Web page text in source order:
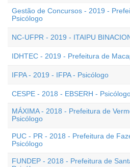
Gestão de Concursos - 2019 -
Psicólogo
NC-UFPR - 2019 - ITAIPU
IDHTEC - 2019 - Prefeitura de
IFPA - 2019 - IFPA - Psicólogo
CESPE - 2018 - EBSERH -
MÁXIMA - 2018 - Prefeitura de
Psicólogo
PUC - PR - 2018 - Prefeitura de
Psicólogo
FUNDEP - 2018 - Prefeitura de